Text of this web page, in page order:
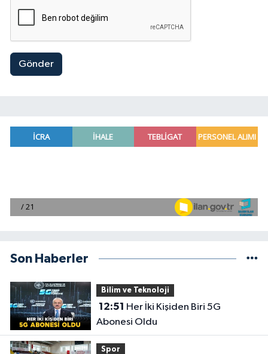
Gönder
Son Haberler
Bilim ve Teknoloji
12:51
Abonesi Oldu
Spor